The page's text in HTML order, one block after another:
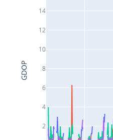
2
4
6
8
10
12
14
GDOP